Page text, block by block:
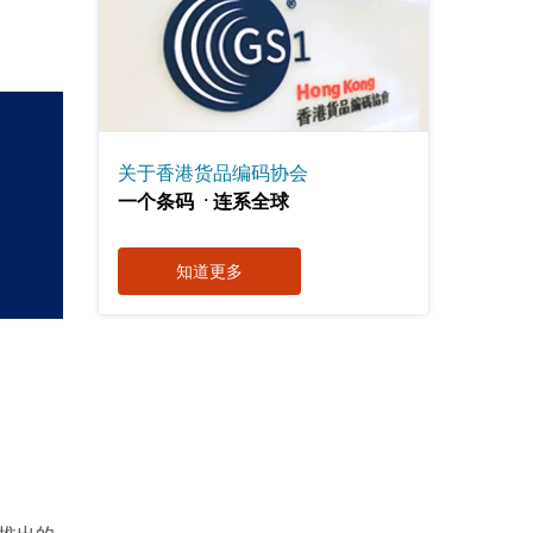
关于香港货品编码协会
一个条码 ． 连系全球
知道更多